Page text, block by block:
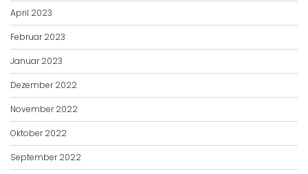
April 2023
Februar 2023
Januar 2023
Dezember 2022
November 2022
Oktober 2022
September 2022